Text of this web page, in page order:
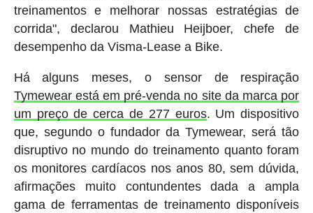
treinamentos e melhorar nossas estratégias de
corrida", declarou Mathieu Heijboer, chefe de
desempenho da Visma-Lease a Bike.
Há alguns meses, o sensor de respiração
Tymewear está em pré-venda no site da marca por
um preço de cerca de 277 euros. Um dispositivo
que, segundo o fundador da Tymewear, será tão
disruptivo no mundo do treinamento quanto foram
os monitores cardíacos nos anos 80, sem dúvida,
afirmações muito contundentes dada a ampla
gama de ferramentas de treinamento disponíveis